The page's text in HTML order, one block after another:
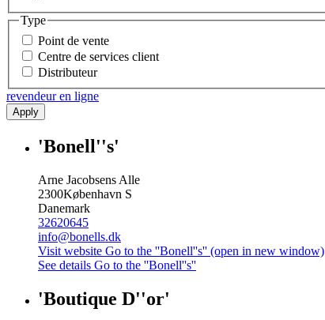
Type
Point de vente
Centre de services client
Distributeur
revendeur en ligne
Apply
'Bonell''s'
Arne Jacobsens Alle
2300København S
Danemark
32620645
info@bonells.dk
Visit website Go to the ''Bonell''s'' (open in new window)
See details Go to the ''Bonell''s''
'Boutique D''or'